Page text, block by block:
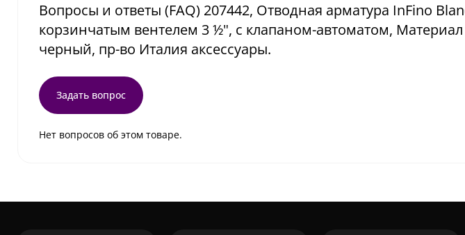
Вопросы и ответы (FAQ) 207442, Отводная арматура InFino
корзинчатым вентелем 3 ½", с клапаном-автоматом,
черный, пр-во Италия аксессуары.
Задать вопрос
Нет вопросов об этом товаре.